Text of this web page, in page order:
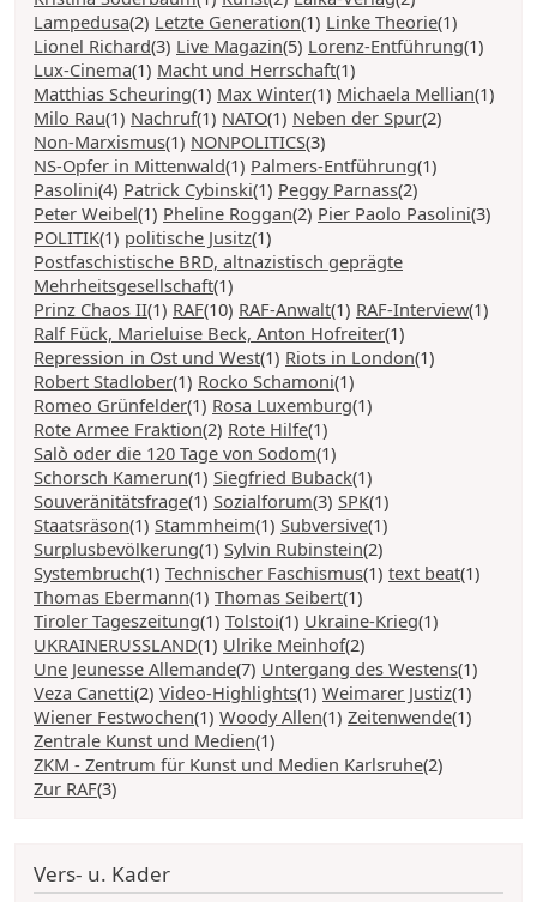
Lampedusa(2) Letzte Generation(1) Linke Theorie(1)
Lionel Richard(3) Live Magazin(5) Lorenz-Entführung(1)
Lux-Cinema(1) Macht und Herrschaft(1)
Matthias Scheuring(1) Max Winter(1) Michaela Mellian(1)
Milo Rau(1) Nachruf(1) NATO(1) Neben der Spur(2)
Non-Marxismus(1) NONPOLITICS(3)
NS-Opfer in Mittenwald(1) Palmers-Entführung(1)
Pasolini(4) Patrick Cybinski(1) Peggy Parnass(2)
Peter Weibel(1) Pheline Roggan(2) Pier Paolo Pasolini(3)
POLITIK(1) politische Jusitz(1)
Postfaschistische BRD, altnazistisch geprägte
Mehrheitsgesellschaft(1)
Prinz Chaos II(1) RAF(10) RAF-Anwalt(1) RAF-Interview(1)
Ralf Fück, Marieluise Beck, Anton Hofreiter(1)
Repression in Ost und West(1) Riots in London(1)
Robert Stadlober(1) Rocko Schamoni(1)
Romeo Grünfelder(1) Rosa Luxemburg(1)
Rote Armee Fraktion(2) Rote Hilfe(1)
Salò oder die 120 Tage von Sodom(1)
Schorsch Kamerun(1) Siegfried Buback(1)
Souveränitätsfrage(1) Sozialforum(3) SPK(1)
Staatsräson(1) Stammheim(1) Subversive(1)
Surplusbevölkerung(1) Sylvin Rubinstein(2)
Systembruch(1) Technischer Faschismus(1) text beat(1)
Thomas Ebermann(1) Thomas Seibert(1)
Tiroler Tageszeitung(1) Tolstoi(1) Ukraine-Krieg(1)
UKRAINERUSSLAND(1) Ulrike Meinhof(2)
Une Jeunesse Allemande(7) Untergang des Westens(1)
Veza Canetti(2) Video-Highlights(1) Weimarer Justiz(1)
Wiener Festwochen(1) Woody Allen(1) Zeitenwende(1)
Zentrale Kunst und Medien(1)
ZKM - Zentrum für Kunst und Medien Karlsruhe(2)
Zur RAF(3)
Vers- u. Kader